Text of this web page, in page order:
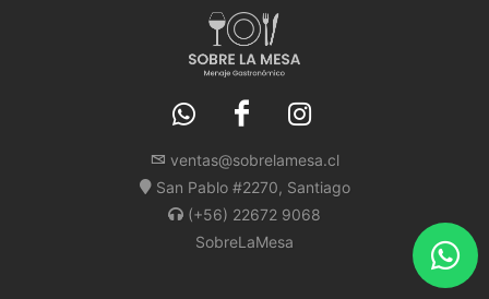
ventas@sobrelamesa.cl
San Pablo #2270, Santiago
(+56) 22672 9068
SobreLaMesa